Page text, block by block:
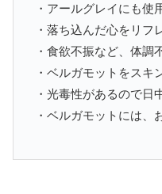
・アールグレイにも使
・落ち込んだ心をリフ
・食欲不振など、体調
・ベルガモットをスキ
・光毒性があるので日
・ベルガモットには、